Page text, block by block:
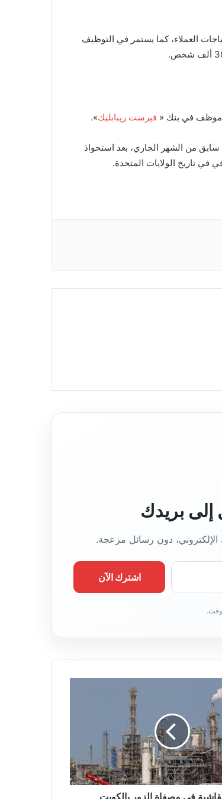
العملاء، كما يستمر في التوظيف
موظف في بنك « فيرست ريبابليك».
من الشهر الجاري، بعد استحواذ
تاريخ الولايات المتحدة.
إلى بريدك
الإلكتروني، دون رسائل مزعجة.